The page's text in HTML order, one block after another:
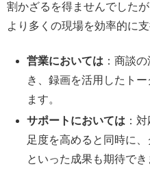
割かざるを得ませんでした
より多くの現場を効率的に
営業においては ：商談
き、録画を活用したト
ます。
サポートにおいては ：
足度を高めると同時に
といった成果も期待でき